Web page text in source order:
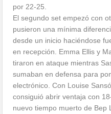
por 22-25.
El segundo set empezó con
pusieron una mínima
desde un inicio haciéndose
en recepción. Emma Ellis y
tiraron en ataque mientras
sumaban en defensa para
electrónico. Con Louise
consiguió abrir ventaja con
nuevo tiempo muerto de Bep